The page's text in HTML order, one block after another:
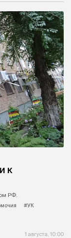
к
РФ.
#УК
1 августа, 10:00